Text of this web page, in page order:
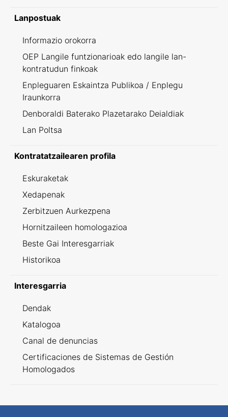
Lanpostuak
Informazio orokorra
OEP Langile funtzionarioak edo langile lan-
kontratudun finkoak
Enpleguaren Eskaintza Publikoa / Enplegu
Iraunkorra
Denboraldi Baterako Plazetarako Deialdiak
Lan Poltsa
Kontratatzailearen profila
Eskuraketak
Xedapenak
Zerbitzuen Aurkezpena
Hornitzaileen homologazioa
Beste Gai Interesgarriak
Historikoa
Interesgarria
Dendak
Katalogoa
Canal de denuncias
Certificaciones de Sistemas de Gestión
Homologados